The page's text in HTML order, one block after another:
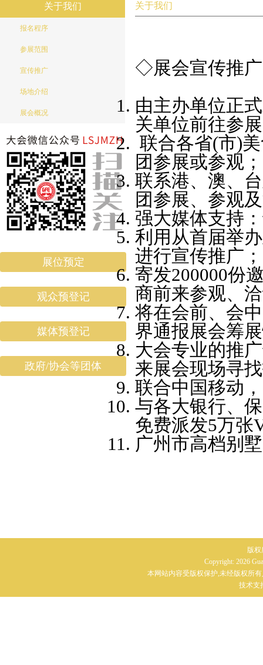
关于我们
报名程序
参展范围
宣传推广
场地介绍
展会概况
展位预定
观众预登记
媒体预登记
政府/协会等团体
关于我们
◇展会宣传推
由主办单位正
关单位前往参
联合各省(市)
团参展或参观
联系港、澳、
团参展、参观
强大媒体支持
利用从首届举
进行宣传推广
寄发200000份
商前来参观、
将在会前、会
界通报展会筹
大会专业的推
来展会现场寻
联合中国移动
与各大银行、
免费派发5万张
广州市高档别
版
Copyright: 2026
本网站内容受版权保护,未经版权所
技术支